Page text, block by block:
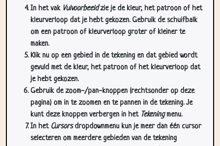
In het vak Vulvoorbeeldzie je de kleur, het patroon of het
kleurverloop dat je hebt gekozen. Gebruik de schuifbalk
om een patroon of kleurverloop groter of kleiner te
maken.
Klik nu op een gebied in de tekening en dat gebied wordt
gevuld met de kleur, het patroon of het kleurverloop dat
je hebt gekozen.
Gebruik de zoom-/pan-knoppen (rechtsonder op deze
pagina) om in te zoomen en te pannen in de tekening. Je
kunt deze knoppen verbergen in het Tekeningmenu.
In het Cursorsdropdownmenu kun je meer dan één cursor
selecteren om meerdere gebieden van de tekening